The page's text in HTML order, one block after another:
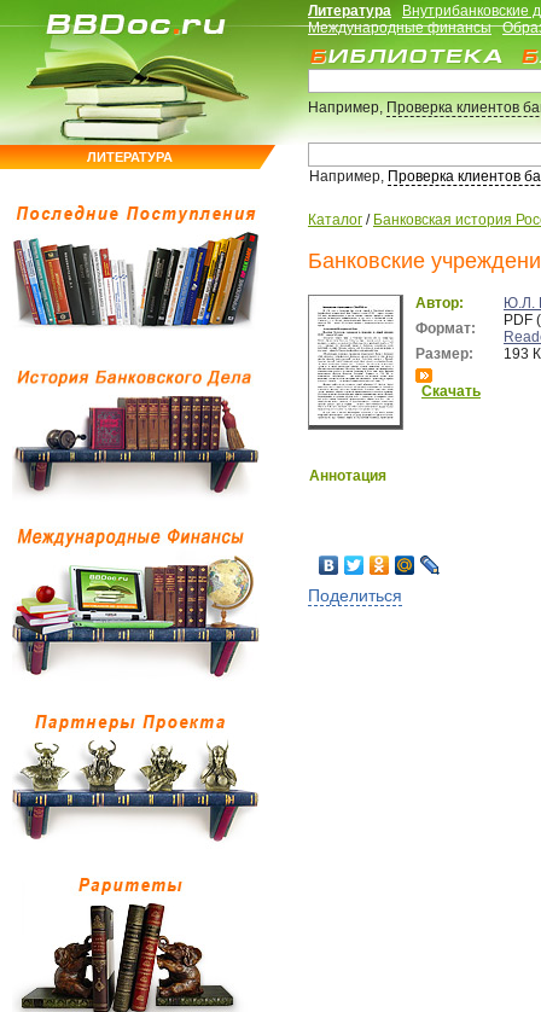
ЛИТЕРАТУРА
Литература
Внутрибанковские
Международные финансы
Например,Проверка клиентов
Например, Проверка клиентов
Каталог / Банковская история
Банковские
Автор:
Ю.Л.
Формат:
PDF
Размер:
193
Скачать
Аннотация
Поделиться